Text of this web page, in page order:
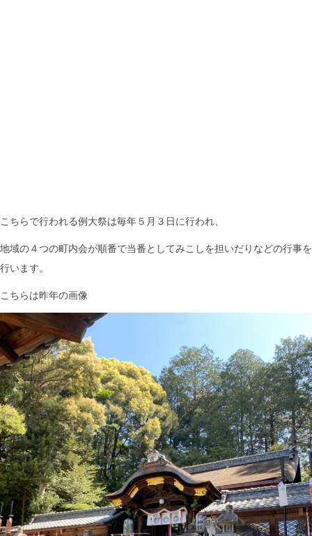
こちらで行われる例大祭は毎年５月３日に行われ、
地域の４つの町内会が順番で当番としてみこしを担いだりなどの行事を
行います。
こちらは昨年の画像